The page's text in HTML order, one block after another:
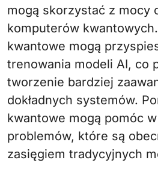
mogą skorzystać z mocy
komputerów
kwantowe mogą
trenowania modeli AI, co
tworzenie bardziej
dokładnych systemów.
kwantowe mogą pomóc
problemów, które są
zasięgiem tradycyjnych